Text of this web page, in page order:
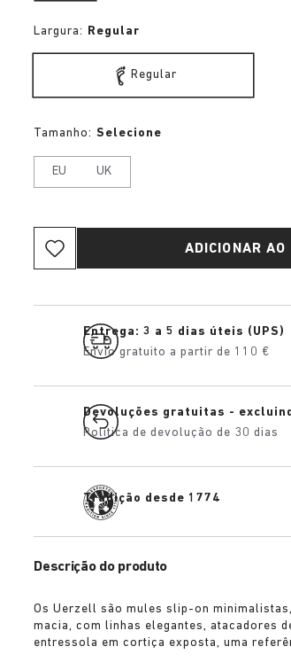
Largura: Regular
Regular
Tamanho: Selecione
EU UK
ADICIONAR AO
Entrega: 3 a 5 dias úteis (UPS)
Envio gratuito a partir de 110 €
Devoluções gratuitas -
Política de devolução de 30 dias
Tradição desde 1774
Descrição do produto
Os Uerzell são mules slip-on
macia, com linhas elegantes, atacadores
entressola em cortiça exposta, uma